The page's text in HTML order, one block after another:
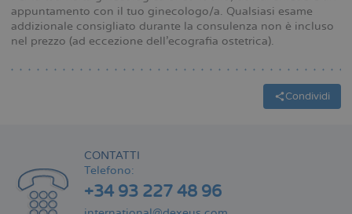
appuntamento con il tuo ginecologo/a. Qualsiasi esame
addizionale consigliato durante la consulenza non è incluso
nel prezzo (ad eccezione dell’ecografia ostetrica).
Condividi
CONTATTI
Telefono:
+34 93 227 48 96